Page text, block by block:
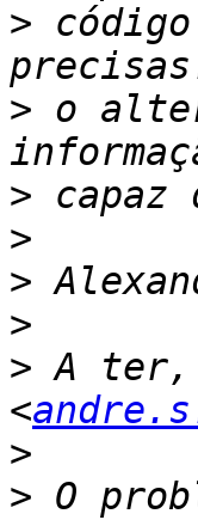
>
> o
>
>
>
>
> A ter,
<
>
> O